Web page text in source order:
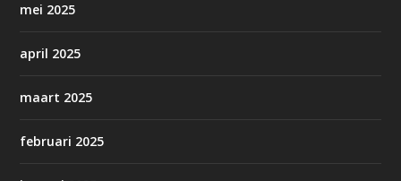
mei 2025
april 2025
maart 2025
februari 2025